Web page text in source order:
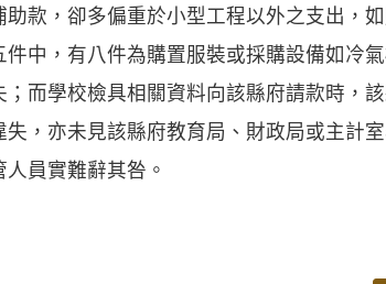
款，卻多偏重於小型工程以外之支出，
中，有八件為購置服裝或採購設備如冷
而學校檢具相關資料向該縣府請款時，
，亦未見該縣府教育局、財政局或主計
員實難辭其咎。